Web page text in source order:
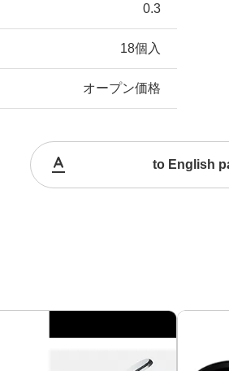
0.3
18個入
オープン価格
to English